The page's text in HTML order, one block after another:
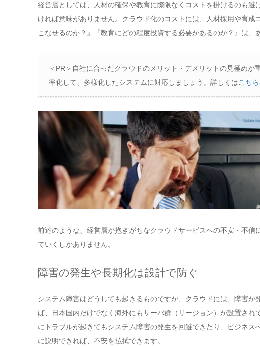
経営層としては、人材の確保や教育に際限なくコストを掛けるのも
ければ意味がありません。クラウド化のコストには、人材採用や育
こなせるのか？』『教育にどの程度投資する必要があるのか？』は、
＜PR＞自社に合ったクラウドのメリット・デメリットの見極め
率化して、多様化したシステムに対応しましょう。詳しくはこちら
前述のような、経営層が抱きがちなクラウドサービスへの不安・不
ていくしかありません。
障害の発生や長期化は設計で防ぐ
システム障害はどうしても起きるものですが、クラウドには、障害
ば、日本国内だけでなく海外にもサーバ群（リージョン）が設置さ
にトラブルが起きてもシステム障害の発生を回避できたり、ビジネ
に説明できれば、不安を払拭できます。